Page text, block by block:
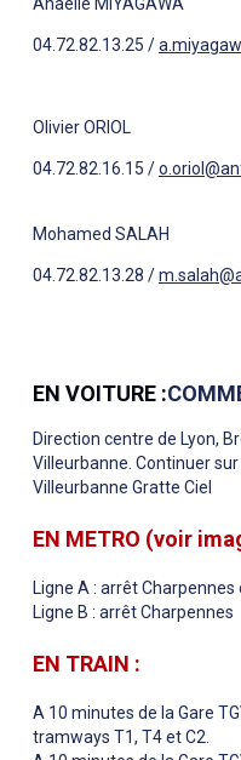
Anaëlle MIYAGAWA
04.72.82.13.25 /
Olivier ORIOL
04.72.82.16.15 /
Mohamed SALAH
04.72.82.13.28 /
EN VOITURE :
Direction centre de Lyon,
Villeurbanne. Continuer
Villeurbanne Gratte Ciel
EN METRO (voir
Ligne A : arrêt Charpennes
Ligne B : arrêt Charpennes
EN TRAIN :
A 10 minutes de la Gare
tramways T1, T4 et C2.